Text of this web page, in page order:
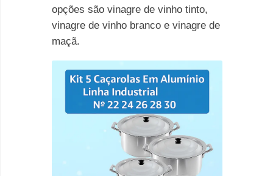
opções são vinagre de vinho tinto,
vinagre de vinho branco e vinagre de
maçã.